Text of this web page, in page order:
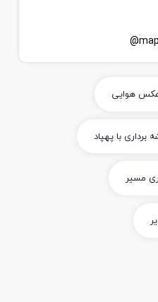
هوایی
برداری با پهپاد
مسیر